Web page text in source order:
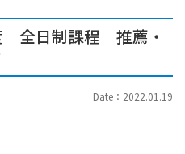
全日制課程 推薦・
Date：2022.01.19